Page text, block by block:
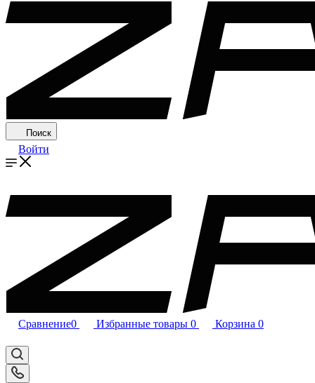
Поиск
Войти
Сравнение0 Избранные товары 0 Корзина 0